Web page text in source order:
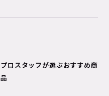
プロスタッフが選ぶおすすめ商
品